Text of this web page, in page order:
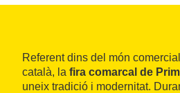
Referent dins del món
català, la fira comarcal de
uneix tradició i modernitat.